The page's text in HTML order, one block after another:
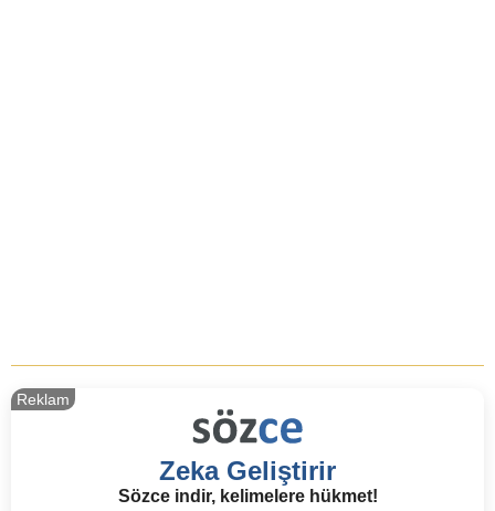
Zeka Geliştirir
Sözce indir, kelimelere hükmet!
Reklam